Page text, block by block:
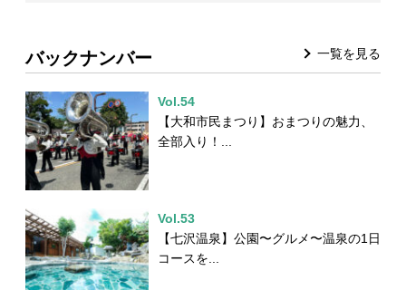
一覧を見る
バックナンバー
Vol.54
【大和市民まつり】おまつりの魅力、
全部入り！...
Vol.53
【七沢温泉】公園〜グルメ〜温泉の1日
コースを...